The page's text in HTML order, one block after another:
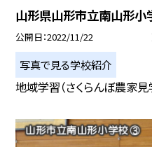
山形県山形市立南山形
公開日 2022/11/22
写真で見る学校紹介
地域学習（さくらんぼ農家見